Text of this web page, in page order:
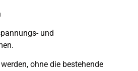
und
ohne die bestehende